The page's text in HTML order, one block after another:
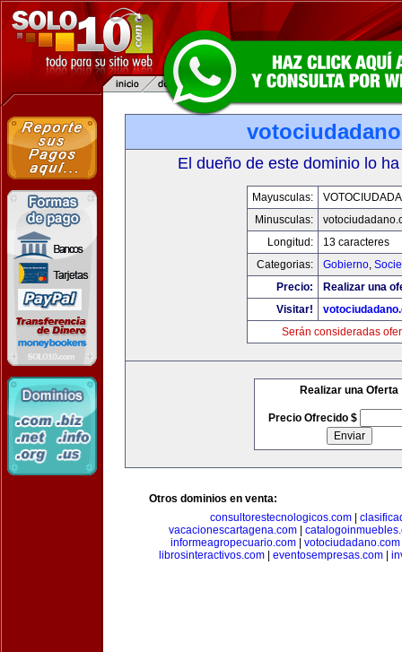
El dueño de este dominio lo
Mayusculas:
Minusculas:
Longitud:
13 caracteres
Categorias:
Gobierno,
Precio:
Realizar una
Visitar!
Serán consideradas
Realizar una Oferta
Precio Ofrecido $
Otros dominios en venta:
consultorestecnologicos.com
vacacionescartagena.com
informeagropecuario.com| votociudadano.com
librosinteractivos.com| eventosempresas.com|